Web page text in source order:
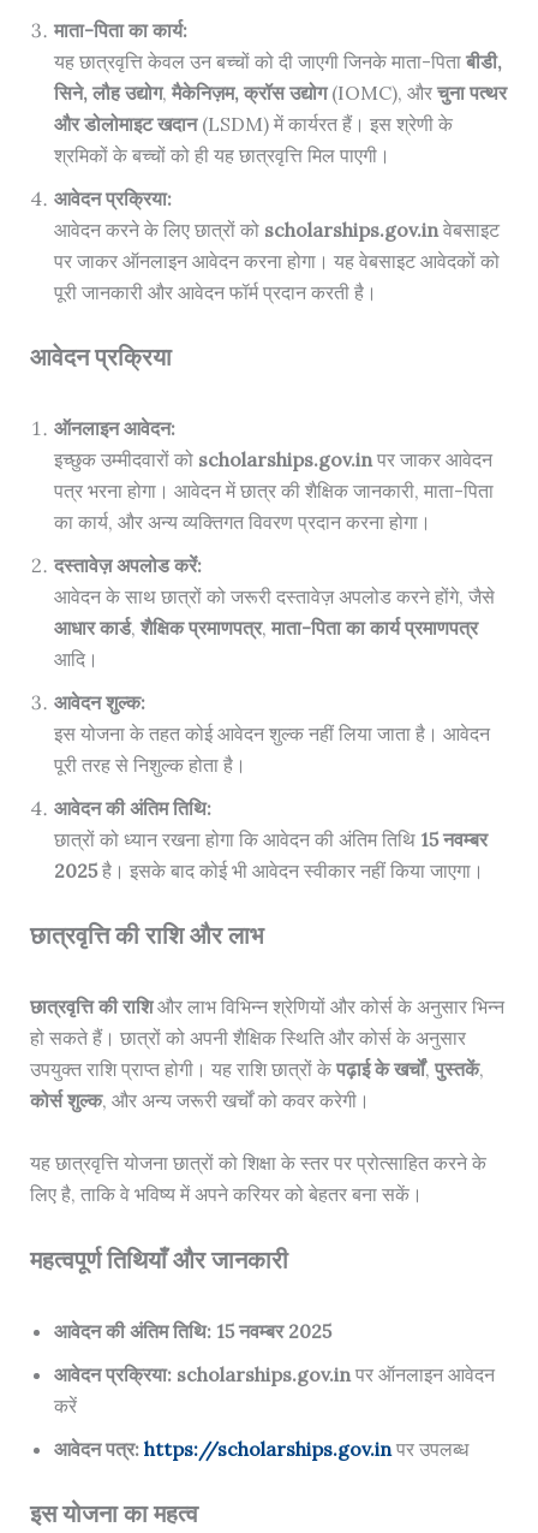
माता-पिता का कार्य:
यह छात्रवृत्ति केवल उन बच्चों को दी जाएगी जिनके माता-पिता बीडी,
सिने, लौह उद्योग, मैकेनिज़म, क्रॉस उद्योग(IOMC), और चुना पत्थर
और डोलोमाइट खदान(LSDM) में कार्यरत हैं। इस श्रेणी के
श्रमिकों के बच्चों को ही यह छात्रवृत्ति मिल पाएगी।
आवेदन प्रक्रिया:
आवेदन करने के लिए छात्रों को scholarships.gov.inवेबसाइट
पर जाकर ऑनलाइन आवेदन करना होगा। यह वेबसाइट आवेदकों को
पूरी जानकारी और आवेदन फॉर्म प्रदान करती है।
आवेदन प्रक्रिया
ऑनलाइन आवेदन:
इच्छुक उम्मीदवारों को scholarships.gov.inपर जाकर आवेदन
पत्र भरना होगा। आवेदन में छात्र की शैक्षिक जानकारी, माता-पिता
का कार्य, और अन्य व्यक्तिगत विवरण प्रदान करना होगा।
दस्तावेज़ अपलोड करें:
आवेदन के साथ छात्रों को जरूरी दस्तावेज़ अपलोड करने होंगे, जैसे
आधार कार्ड, शैक्षिक प्रमाणपत्र, माता-पिता का कार्य प्रमाणपत्र
आदि।
आवेदन शुल्क:
इस योजना के तहत कोई आवेदन शुल्क नहीं लिया जाता है। आवेदन
पूरी तरह से निशुल्क होता है।
आवेदन की अंतिम तिथि:
छात्रों को ध्यान रखना होगा कि आवेदन की अंतिम तिथि 15 नवम्बर
2025है। इसके बाद कोई भी आवेदन स्वीकार नहीं किया जाएगा।
छात्रवृत्ति की राशि और लाभ
छात्रवृत्ति की राशिऔर लाभ विभिन्न श्रेणियों और कोर्स के अनुसार भिन्न
हो सकते हैं। छात्रों को अपनी शैक्षिक स्थिति और कोर्स के अनुसार
उपयुक्त राशि प्राप्त होगी। यह राशि छात्रों के पढ़ाई के खर्चों, पुस्तकें,
कोर्स शुल्क, और अन्य जरूरी खर्चों को कवर करेगी।
यह छात्रवृत्ति योजना छात्रों को शिक्षा के स्तर पर प्रोत्साहित करने के
लिए है, ताकि वे भविष्य में अपने करियर को बेहतर बना सकें।
महत्वपूर्ण तिथियाँ और जानकारी
आवेदन की अंतिम तिथि: 15 नवम्बर 2025
आवेदन प्रक्रिया: scholarships.gov.inपर ऑनलाइन आवेदन
करें
आवेदन पत्र: https://scholarships.gov.inपर उपलब्ध
इस योजना का महत्व